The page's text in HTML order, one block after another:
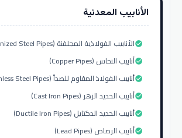
الأنابيب المعدنية
الأنابيب الفولاذية المجلفنة (Galvanized Steel Pipes)check_circle
أنابيب النحاس (Copper Pipes)check_circle
أنابيب الفولاذ المقاوم للصدأ (Stainless Steel Pipes)check_circle
أنابيب الحديد الزهر (Cast Iron Pipes)check_circle
أنابيب الحديد الدكتايل (Ductile Iron Pipes)check_circle
أنابيب الرصاص (Lead Pipes)check_circle